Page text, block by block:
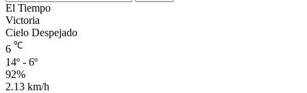
El Tiempo
Victoria
Cielo Despejado
6 ℃
14º - 6º
92%
2.13 km/h